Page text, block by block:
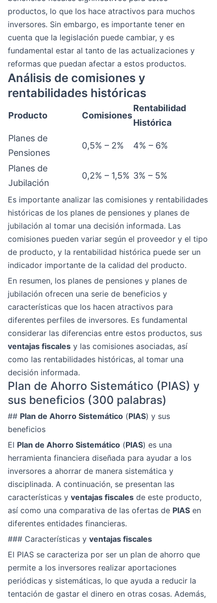
productos, lo que los hace atractivos para muchos
inversores. Sin embargo, es importante tener en
cuenta que la legislación puede cambiar, y es
fundamental estar al tanto de las actualizaciones y
reformas que puedan afectar a estos productos.
Análisis de comisiones y
rentabilidades históricas
Producto Comisiones
Rentabilidad
Histórica
Planes de
Pensiones
0,5% – 2% 4% – 6%
Planes de
Jubilación
0,2% – 1,5% 3% – 5%
Es importante analizar las comisiones y rentabilidades
históricas de los planes de pensiones y planes de
jubilación al tomar una decisión informada. Las
comisiones pueden variar según el proveedor y el tipo
de producto, y la rentabilidad histórica puede ser un
indicador importante de la calidad del producto.
En resumen, los planes de pensiones y planes de
jubilación ofrecen una serie de beneficios y
características que los hacen atractivos para
diferentes perfiles de inversores. Es fundamental
considerar las diferencias entre estos productos, sus
ventajas fiscales y las comisiones asociadas, así
como las rentabilidades históricas, al tomar una
decisión informada.
Plan de Ahorro Sistemático (PIAS) y
sus beneficios (300 palabras)
## Plan de Ahorro Sistemático (PIAS) y sus
beneficios
El Plan de Ahorro Sistemático (PIAS) es una
herramienta financiera diseñada para ayudar a los
inversores a ahorrar de manera sistemática y
disciplinada. A continuación, se presentan las
características y ventajas fiscales de este producto,
así como una comparativa de las ofertas de PIAS en
diferentes entidades financieras.
### Características y ventajas fiscales
El PIAS se caracteriza por ser un plan de ahorro que
permite a los inversores realizar aportaciones
periódicas y sistemáticas, lo que ayuda a reducir la
tentación de gastar el dinero en otras cosas. Además,